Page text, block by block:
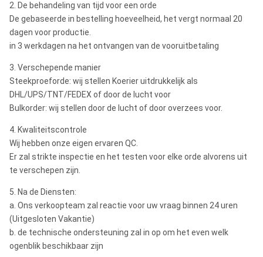
2. De behandeling van tijd voor een orde
De gebaseerde in bestelling hoeveelheid, het vergt normaal 20
dagen voor productie.
in 3 werkdagen na het ontvangen van de vooruitbetaling
3. Verschepende manier
Steekproeforde: wij stellen Koerier uitdrukkelijk als
DHL/UPS/TNT/FEDEX of door de lucht voor
Bulkorder: wij stellen door de lucht of door overzees voor.
4. Kwaliteitscontrole
Wij hebben onze eigen ervaren QC.
Er zal strikte inspectie en het testen voor elke orde alvorens uit
te verschepen zijn.
5. Na de Diensten:
a. Ons verkoopteam zal reactie voor uw vraag binnen 24 uren
(Uitgesloten Vakantie)
b. de technische ondersteuning zal in op om het even welk
ogenblik beschikbaar zijn